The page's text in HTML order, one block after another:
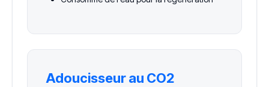
Adoucisseur au CO2